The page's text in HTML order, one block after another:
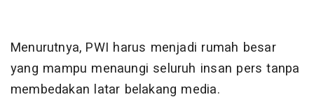
Menurutnya, PWI harus menjadi rumah besar
yang mampu menaungi seluruh insan pers tanpa
membedakan latar belakang media.